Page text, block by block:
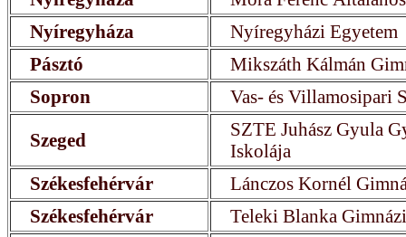
Nyíregyháza
Nyíregyházi Egyetem
Pásztó
Mikszáth Kálmán
Sopron
Vas- és Villamosipari
Szeged
SZTE Juhász Gyula
Iskolája
Székesfehérvár
Lánczos Kornél
Székesfehérvár
Teleki Blanka